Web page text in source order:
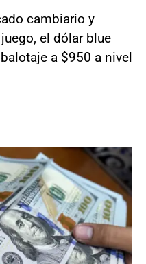
cambiario y
el dólar blue
a $950 a nivel